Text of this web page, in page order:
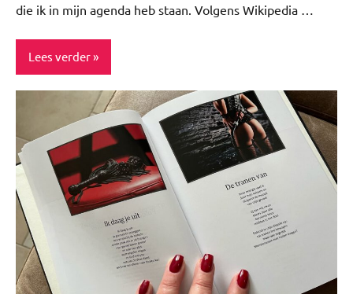
die ik in mijn agenda heb staan. Volgens Wikipedia …
Lees verder
Inspiratie
Lifestyle
Spiritualiteit